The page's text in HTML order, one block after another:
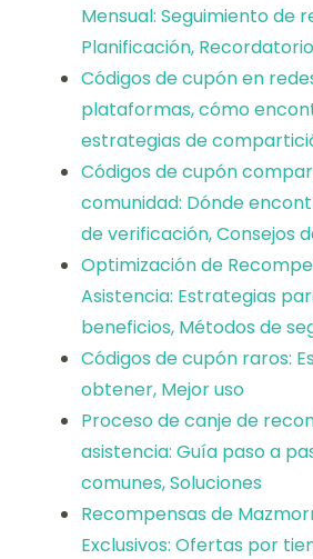
Mensual: Seguimiento de
Planificación,
Códigos de cupón en
plataformas, cómo
estrategias de
Códigos de cupón
comunidad: Dónde
de verificación, Consejos
Optimización de
Asistencia: Estrategias
beneficios, Métodos de
Códigos de cupón raros:
obtener, Mejor uso
Proceso de canje de
asistencia: Guía paso a
comunes, Soluciones
Recompensas de
Exclusivos: Ofertas por